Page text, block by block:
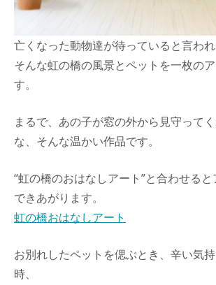
亡くなった動物達が待っていると言われ
そんな虹の橋の風景とペットを一枚の
す。
まるで、あの子が窓の外から見守って
な、そんな温かい作品です。
“虹の橋のおはなしアート”と合わせる
できあがります。
虹の橋おはなしアート
お別れしたペットを偲ぶとき、辛い気
時、